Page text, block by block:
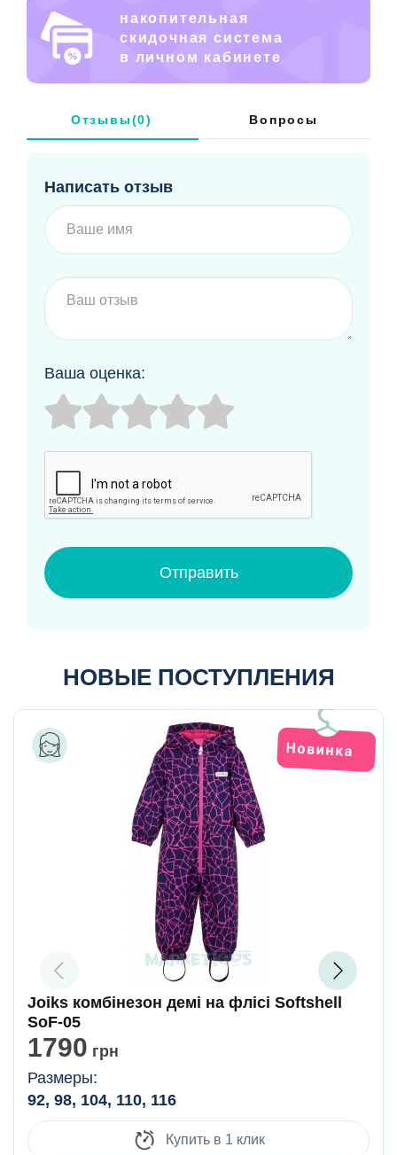
накопительная
скидочная система
в личном кабинете
Отзывы(0) Вопросы
Написать отзыв
Ваша оценка:
Отправить
НОВЫЕ ПОСТУПЛЕНИЯ
Joiks комбінезон демі на флісі Softshell
SoF-05
1790 грн
Размеры:
92, 98, 104, 110, 116
Купить в 1 клик